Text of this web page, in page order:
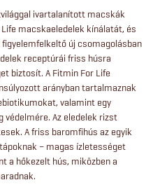
ivartalanított macskák
macskaeledelek kínálatát, és
új csomagolásban
receptúrái friss húsra
biztosít. A Fitmin For Life
arányban tartalmaznak
valamint egy
védelmére. Az eledelek rizst
A friss baromfihús az egyik
– magas ízletességet
a hőkezelt hús, miközben a